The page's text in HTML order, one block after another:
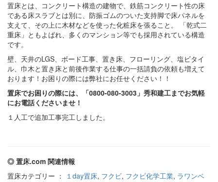
置床とは、コンクリート構造の建物で、鉄筋コンクリート性の床
である床スラブとは別に、防振ゴムのついた支持脚で床パネルを
支えて、その上に木材などを使った化粧床を張ること。 「乾式二
重床」ともよばれ、多くのマンション等でも採用されている構造
です。
壁、天井のLGS、ボード工事、置き床、フローリング、塩ビタイ
ル、巾木と置き床と前後作業する仕事の一括請負の依頼も増えて
おります！お困りの際には弊社にお任せください！！
置床でお困りの際には、「0800-080-3003」秀和建工までお気軽
にお電話くださいませ！
１人工で追加工事完工しました。
◎ 置床.com 関連情報
置床カテゴリー ：
１day置床, フクビ, フクビ化学工業, ラワンベ